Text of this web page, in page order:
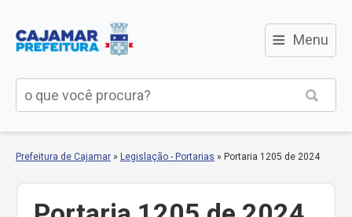
≡ Menu
Prefeitura de Cajamar » Legislação - Portarias » Portaria 1205 de 2024